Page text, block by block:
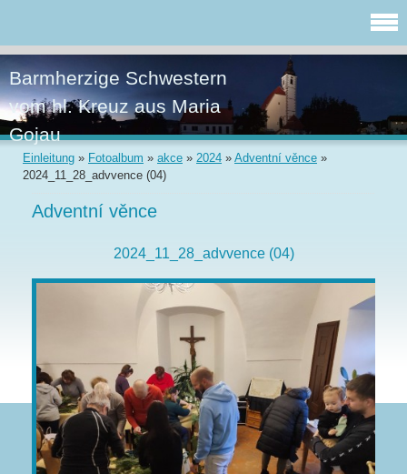
Barmherzige Schwestern
vom hl. Kreuz aus Maria
Gojau
Einleitung » Fotoalbum » akce » 2024 » Adventní věnce »
2024_11_28_advvence (04)
Adventní věnce
2024_11_28_advvence (04)